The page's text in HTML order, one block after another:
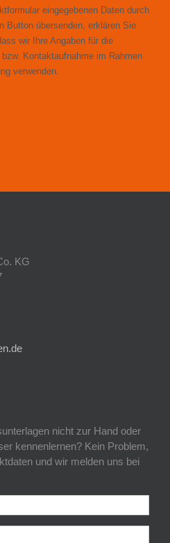
eingegebenen Daten durch
Button übersenden, erklären Sie
wir Ihre Angaben für die
Kontaktaufnahme im Rahmen
verwenden.
KG
nicht zur Hand oder
kennenlernen? Kein Problem,
und wir melden uns bei